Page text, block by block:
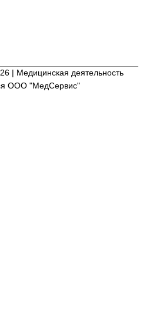
| Медицинская деятельность
ООО "МедСервис"